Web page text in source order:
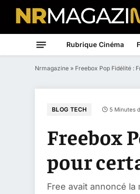
Rubrique Cinéma
Nrmagazine » Freebox Pop Fidélité :
BLOG TECH 5 Minutes
Freebox
pour
Free avait annoncé